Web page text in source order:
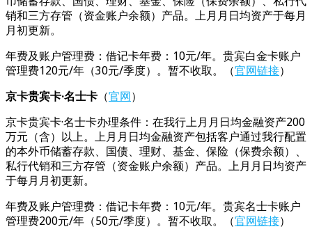
销和三方存管（资金账户余额）产品。上月月日均资产于每月
月初更新。
年费及账户管理费：借记卡年费：10元/年。贵宾白金卡账户
管理费120元/年（30元/季度）。暂不收取。（官网链接）
京卡贵宾卡·名士卡 （官网）
京卡贵宾卡·名士卡办理条件：在我行上月月日均金融资产200
万元（含）以上。上月月日均金融资产包括客户通过我行配置
的本外币储蓄存款、国债、理财、基金、保险（保费余额）、
私行代销和三方存管（资金账户余额）产品。上月月日均资产
于每月月初更新。
年费及账户管理费：借记卡年费：10元/年。贵宾名士卡账户
管理费200元/年（50元/季度）。暂不收取。（官网链接）